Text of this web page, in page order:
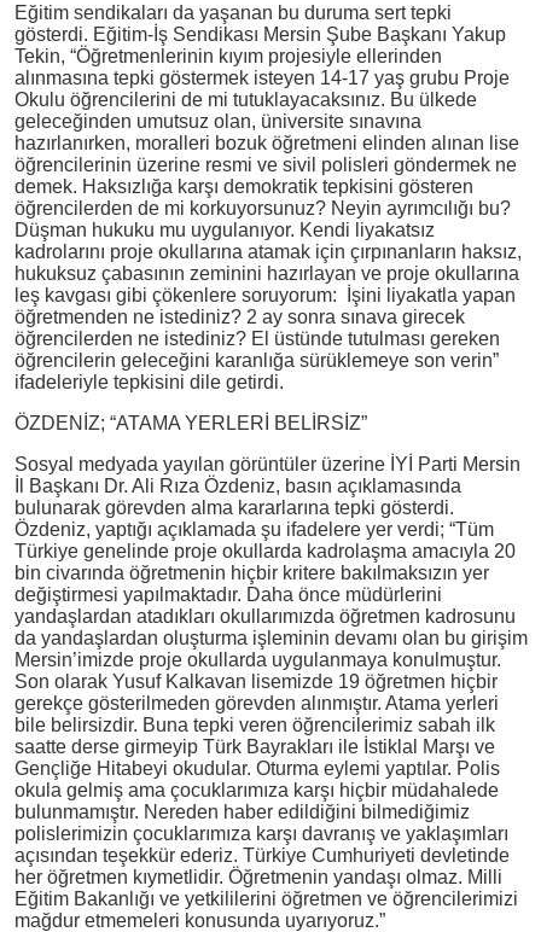
Eğitim sendikaları da yaşanan bu duruma sert tepki
gösterdi. Eğitim-İş Sendikası Mersin Şube Başkanı Yakup
Tekin, “Öğretmenlerinin kıyım projesiyle ellerinden
alınmasına tepki göstermek isteyen 14-17 yaş grubu Proje
Okulu öğrencilerini de mi tutuklayacaksınız. Bu ülkede
geleceğinden umutsuz olan, üniversite sınavına
hazırlanırken, moralleri bozuk öğretmeni elinden alınan lise
öğrencilerinin üzerine resmi ve sivil polisleri göndermek ne
demek. Haksızlığa karşı demokratik tepkisini gösteren
öğrencilerden de mi korkuyorsunuz? Neyin ayrımcılığı bu?
Düşman hukuku mu uygulanıyor. Kendi liyakatsız
kadrolarını proje okullarına atamak için çırpınanların haksız,
hukuksuz çabasının zeminini hazırlayan ve proje okullarına
leş kavgası gibi çökenlere soruyorum: İşini liyakatla yapan
öğretmenden ne istediniz? 2 ay sonra sınava girecek
öğrencilerden ne istediniz? El üstünde tutulması gereken
öğrencilerin geleceğini karanlığa sürüklemeye son verin”
ifadeleriyle tepkisini dile getirdi.
ÖZDENİZ; “ATAMA YERLERİ BELİRSİZ”
Sosyal medyada yayılan görüntüler üzerine İYİ Parti Mersin
İl Başkanı Dr. Ali Rıza Özdeniz, basın açıklamasında
bulunarak görevden alma kararlarına tepki gösterdi.
Özdeniz, yaptığı açıklamada şu ifadelere yer verdi; “Tüm
Türkiye genelinde proje okullarda kadrolaşma amacıyla 20
bin civarında öğretmenin hiçbir kritere bakılmaksızın yer
değiştirmesi yapılmaktadır. Daha önce müdürlerini
yandaşlardan atadıkları okullarımızda öğretmen kadrosunu
da yandaşlardan oluşturma işleminin devamı olan bu girişim
Mersin’imizde proje okullarda uygulanmaya konulmuştur.
Son olarak Yusuf Kalkavan lisemizde 19 öğretmen hiçbir
gerekçe gösterilmeden görevden alınmıştır. Atama yerleri
bile belirsizdir. Buna tepki veren öğrencilerimiz sabah ilk
saatte derse girmeyip Türk Bayrakları ile İstiklal Marşı ve
Gençliğe Hitabeyi okudular. Oturma eylemi yaptılar. Polis
okula gelmiş ama çocuklarımıza karşı hiçbir müdahalede
bulunmamıştır. Nereden haber edildiğini bilmediğimiz
polislerimizin çocuklarımıza karşı davranış ve yaklaşımları
açısından teşekkür ederiz. Türkiye Cumhuriyeti devletinde
her öğretmen kıymetlidir. Öğretmenin yandaşı olmaz. Milli
Eğitim Bakanlığı ve yetkililerini öğretmen ve öğrencilerimizi
mağdur etmemeleri konusunda uyarıyoruz.”